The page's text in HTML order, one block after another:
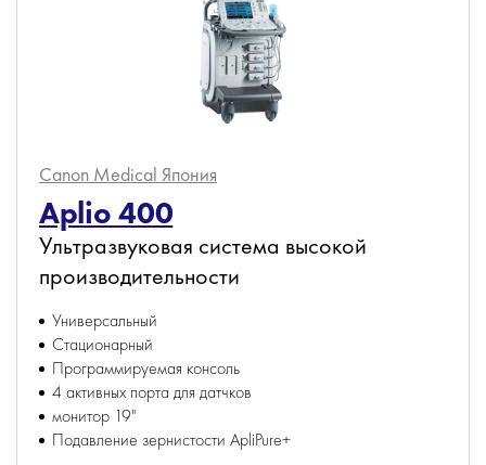
Canon Medical Япония
Aplio 400
Ультразвуковая система высокой
производительности
Универсальный
Стационарный
Программируемая консоль
4 активных порта для датчков
монитор 19"
Подавление зернистости ApliPure+